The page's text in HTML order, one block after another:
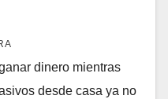
dinero mientras
desde casa ya no